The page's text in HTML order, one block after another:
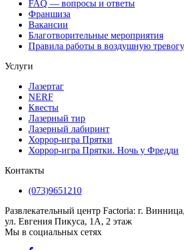
FAQ — вопросы и ответы
Франшиза
Вакансии
Благотворительные мероприятия
Правила работы в воздушную тревогу
Услуги
Лазертаг
NERF
Квесты
Лазерный тир
Лазерный лабиринт
Хоррор-игра Прятки
Хоррор-игра Прятки. Ночь у Фредди
Контакты
(073)9651210
Развлекательный центр Factoria: г.
ул. Евгения Пикуса, 1А, 2 этаж
Мы в социальных сетях